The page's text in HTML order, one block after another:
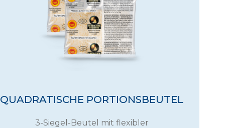
QUADRATISCHE PORTIONSBEUTEL
3-Siegel-Beutel mit flexibler